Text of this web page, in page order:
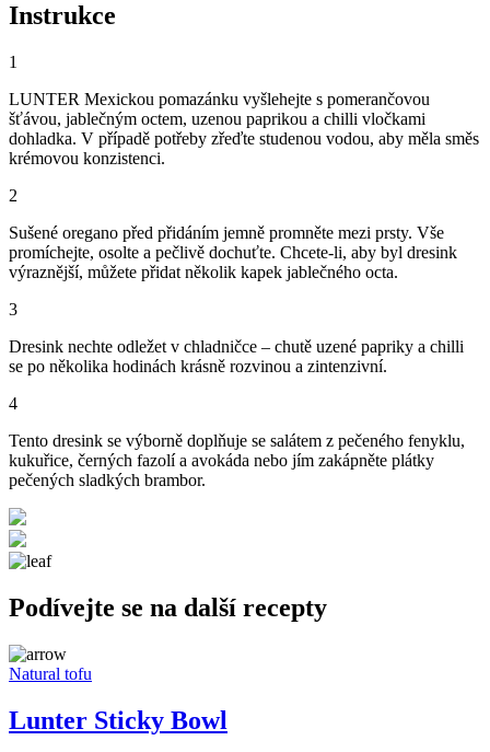
Instrukce
1
LUNTER Mexickou pomazánku vyšlehejte s pomerančovou
šťávou, jablečným octem, uzenou paprikou a chilli vločkami
dohladka. V případě potřeby zřeďte studenou vodou, aby měla směs
krémovou konzistenci.
2
Sušené oregano před přidáním jemně promněte mezi prsty. Vše
promíchejte, osolte a pečlivě dochuťte. Chcete-li, aby byl dresink
výraznější, můžete přidat několik kapek jablečného octa.
3
Dresink nechte odležet v chladničce – chutě uzené papriky a chilli
se po několika hodinách krásně rozvinou a zintenzivní.
4
Tento dresink se výborně doplňuje se salátem z pečeného fenyklu,
kukuřice, černých fazolí a avokáda nebo jím zakápněte plátky
pečených sladkých brambor.
Podívejte se na další recepty
Natural tofu
Lunter Sticky Bowl